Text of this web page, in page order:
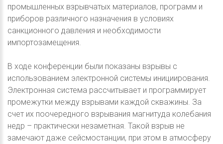
промышленных взрывчатых материалов, программ и
приборов различного назначения в условиях
санкционного давления и необходимости
импортозамещения.
В ходе конференции были показаны взрывы с
использованием электронной системы инициирования.
Электронная система рассчитывает и программирует
промежутки между взрывами каждой скважины. За
счет их поочередного взрывания магнитуда колебания
недр – практически незаметная. Такой взрыв не
замечают даже сейсмостанции, при этом в атмосферу